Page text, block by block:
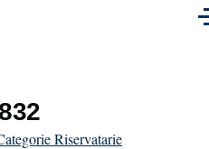
Riservatarie